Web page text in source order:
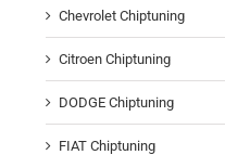
Chevrolet Chiptuning
Citroen Chiptuning
DODGE Chiptuning
FIAT Chiptuning